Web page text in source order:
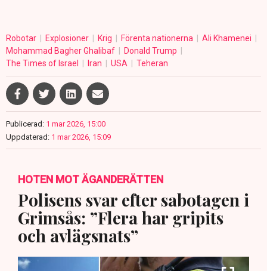
Robotar Explosioner Krig Förenta nationerna
Ali Khamenei
Mohammad Bagher Ghalibaf
Donald Trump
The Times of Israel
Iran USA Teheran
Publicerad: 1 mar 2026, 15:00
Uppdaterad: 1 mar 2026, 15:09
HOTEN MOT ÄGANDERÄTTEN
Polisens svar efter sabotagen i
Grimsås: ”Flera har gripits
och avlägsnats”